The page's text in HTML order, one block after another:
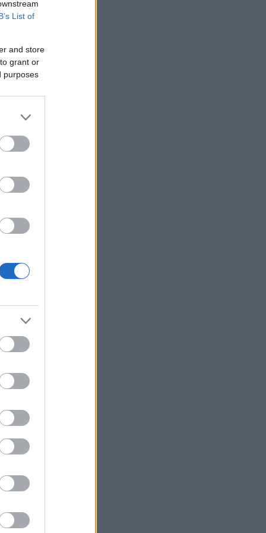
List of
and store
grant or
purposes
Τουρκία: Οι Big 4 του ποδοσφαίρου
χρωστούν 1 δισ. ευρώ - Πού βρίσκουν
Κρι Κρι: Στα 0,428 ευρώ το καθαρό
μέρισμα - Στις 26 Αυγούστου η
πληρωμή
Αττική για τον ιό του Δυτικού Νείλου -
Τι πρέπει να προσέχουν οι
παραθεριστές
Πολύ υψηλός κίνδυνος πυρκαγιάς
Μπαρό για προεδρικές εκλογές: «Η
Γαλλία δε θα ανεχθεί καμία απόπειρα
Canadair 515: Το «νυχτόβιο»
Συνελήφθη στη Γερμανία ένας από
τους εκτελεστές της «Greek Mafia»
26,3% στις εξαγωγές
Σκέρτσος για πυρκαγιές: «Nα μην
σταματήσουμε να επενδύουμε στην
Έρευνα του ΕΟΤ: Η Ελλάδα στις
Νέο Αεροδρόμιο Κρήτης: Έπεσαν οι
υπογραφές για τα συστήματα
αεροναυτιλίας
Συμβουλίου για το περιστατικό με το
drone
Generali: Αύξηση 13,7% στα κέρδη το
α' εξάμηνο - Στα 53,4 δισ. τα